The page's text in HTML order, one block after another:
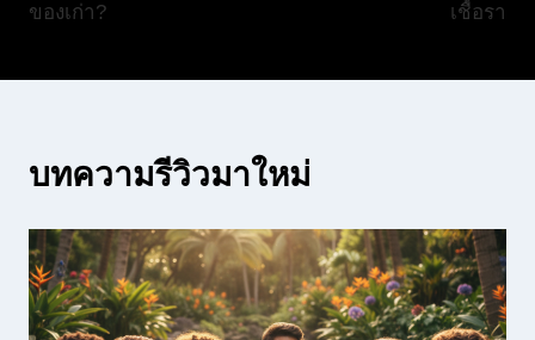
ของเก่า?
เชื้อรา
บทความรีวิวมาใหม่